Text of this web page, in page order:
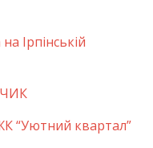
Ірпінській
“Уютний квартал”